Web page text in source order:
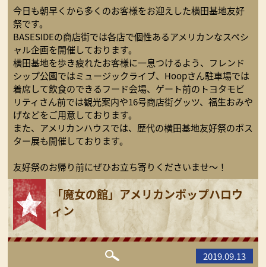
今日も朝早くから多くのお客様をお迎えした横田基地友好
祭です。
BASESIDEの商店街では各店で個性あるアメリカンなスペシ
ャル企画を開催しております。
横田基地を歩き疲れたお客様に一息つけるよう、フレンド
シップ公園ではミュージックライブ、Hoopさん駐車場では
着席して飲食のできるフード会場、ゲート前のトヨタモビ
リティさん前では観光案内や16号商店街グッツ、福生おみや
げなどをご用意しております。
また、アメリカンハウスでは、歴代の横田基地友好祭のポス
ター展も開催しております。
友好祭のお帰り前にぜひお立ち寄りくださいませ～！
「魔女の館」アメリカンポップハロウ
ィン
2019.09.13